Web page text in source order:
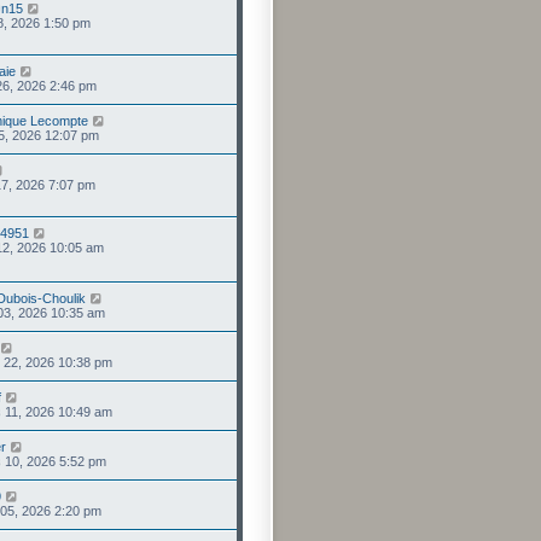
2026 1:50 pm
2026 2:46 pm
Lecompte
2026 12:07 pm
2026 7:07 pm
2026 10:05 am
Choulik
2026 10:35 am
2026 10:38 pm
11, 2026 10:49 am
10, 2026 5:52 pm
2026 2:20 pm